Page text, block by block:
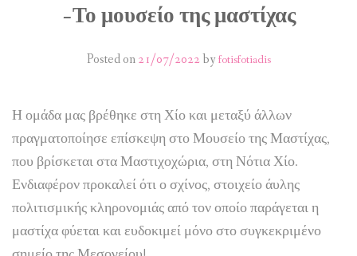
ΑΞΙΟΛΟΓΗΣΗ
ΕΠΙΚΟΙΝΩΝΙΑ
-Το μουσείο της μαστίχας
Posted on21/07/2022by fotisfotiadis
Η ομάδα μας βρέθηκε στη Χίο και μεταξύ άλλων
πραγματοποίησε επίσκεψη στο Μουσείο της Μαστίχας,
που βρίσκεται στα Μαστιχοχώρια, στη Νότια Χίο.
Ενδιαφέρον προκαλεί ότι ο σχίνος, στοιχείο άυλης
πολιτισμικής κληρονομιάς από τον οποίο παράγεται η
μαστίχα φύεται και ευδοκιμεί μόνο στο συγκεκριμένο